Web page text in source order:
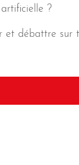
artificielle ?
et débattre sur